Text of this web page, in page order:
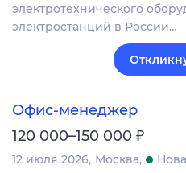
электротехнического
электростанций в России…
Офис-менеджер
120 000–150 000 ₽
12 июля 2026 Москва